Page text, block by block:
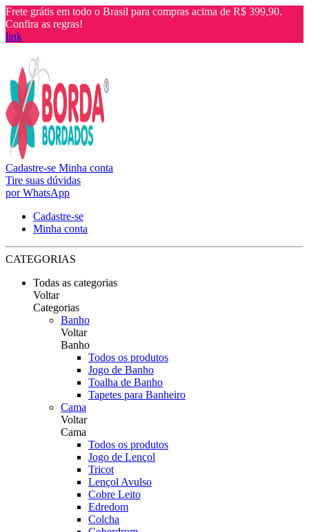
Frete grátis em todo o Brasil para compras acima de R$ 399,90.
Confira as regras!
link
Cadastre-se Minha conta
Tire suas dúvidas
por WhatsApp
Cadastre-se
Minha conta
CATEGORIAS
Todas as categorias
Voltar
Categorias
Banho
Voltar
Banho
Todos os produtos
Jogo de Banho
Toalha de Banho
Tapetes para Banheiro
Cama
Voltar
Cama
Todos os produtos
Jogo de Lençol
Tricot
Lençol Avulso
Cobre Leito
Edredom
Colcha